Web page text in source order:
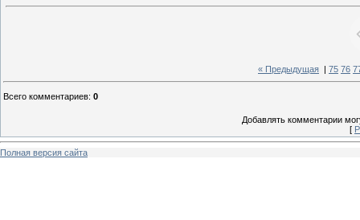
« Предыдущая 75 76
Всего комментариев: 0
Добавлять комментарии
[
Полная версия сайта